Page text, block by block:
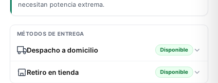
necesitan potencia extrema.
MÉTODOS DE ENTREGA
Despacho a domicilio Disponible
Retiro en tienda Disponible